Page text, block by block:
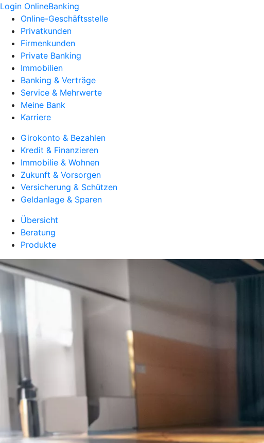
Login OnlineBanking
Online-Geschäftsstelle
Privatkunden
Firmenkunden
Private Banking
Immobilien
Banking & Verträge
Service & Mehrwerte
Meine Bank
Karriere
Girokonto & Bezahlen
Kredit & Finanzieren
Immobilie & Wohnen
Zukunft & Vorsorgen
Versicherung & Schützen
Geldanlage & Sparen
Übersicht
Beratung
Produkte